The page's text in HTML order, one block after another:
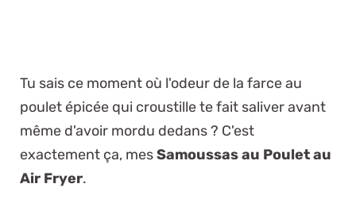
Tu sais ce moment où l'odeur de la farce au
poulet épicée qui croustille te fait saliver avant
même d'avoir mordu dedans ? C'est
exactement ça, mesSamoussas au Poulet au
Air Fryer.